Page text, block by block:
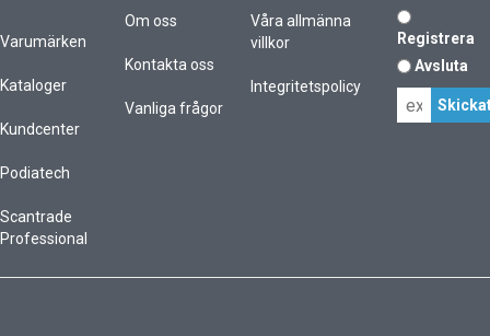
Varumärken
Kataloger
Kundcenter
Podiatech
Scantrade
Professional
Om oss
Kontakta oss
Vanliga frågor
Våra allmänna
villkor
Integritetspolicy
Registrera
Avsluta